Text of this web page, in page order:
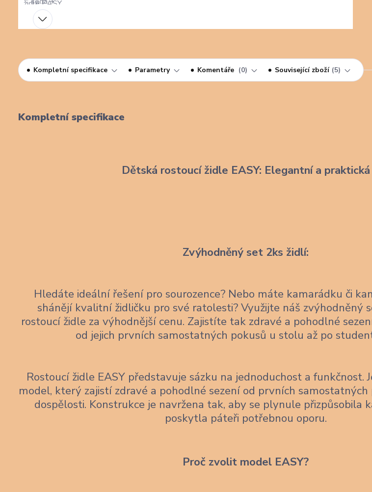
Kompletní specifikace Parametry Komentáře 0 Související zboží 5
Kompletní specifikace
Dětská rostoucí židle EASY: Elegantní a praktická
Zvýhodněný set 2ks židlí:
Hledáte ideální řešení pro sourozence? Nebo máte kamarádku či
shánějí kvalitní židličku pro své ratolesti? Využijte náš zvýhodněný
rostoucí židle za výhodnější cenu. Zajistíte tak zdravé a pohodlné
od jejich prvních samostatných pokusů u stolu až po
Rostoucí židle EASY představuje sázku na jednoduchost a funkčnost.
model, který zajistí zdravé a pohodlné sezení od prvních
dospělosti. Konstrukce je navržena tak, aby se plynule přizpůsobila
poskytla páteři potřebnou oporu.
Proč zvolit model EASY?